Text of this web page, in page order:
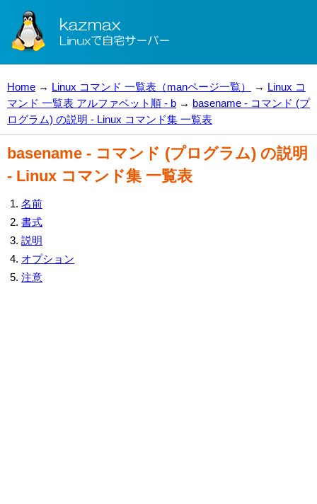
Home → Linux コマンド 一覧表（manページ一覧） → Linux コ
マンド 一覧表 アルファベット順 - b → basename - コマンド (プ
ログラム) の説明 - Linux コマンド集 一覧表
basename - コマンド (プログラム) の説明
- Linux コマンド集 一覧表
名前
書式
説明
オプション
注意